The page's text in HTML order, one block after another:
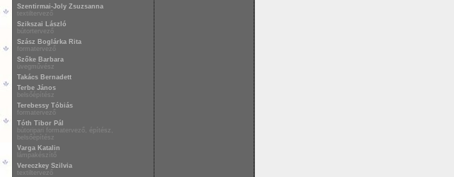
Szentirmai-Joly Zsuzsanna
textiltervező
Szikszai László
bútortervező
Szász Boglárka Rita
formatervező
Szőke Barbara
üvegművész
Takács Bernadett
Terbe János
belsőépítész
Terebessy Tóbiás
formatervező
Tóth Tibor Pál
bútoripari formatervező, építész,
belsőépítész
Varga Katalin
lámpakészítő
Vereczkey Szilvia
textiltervező